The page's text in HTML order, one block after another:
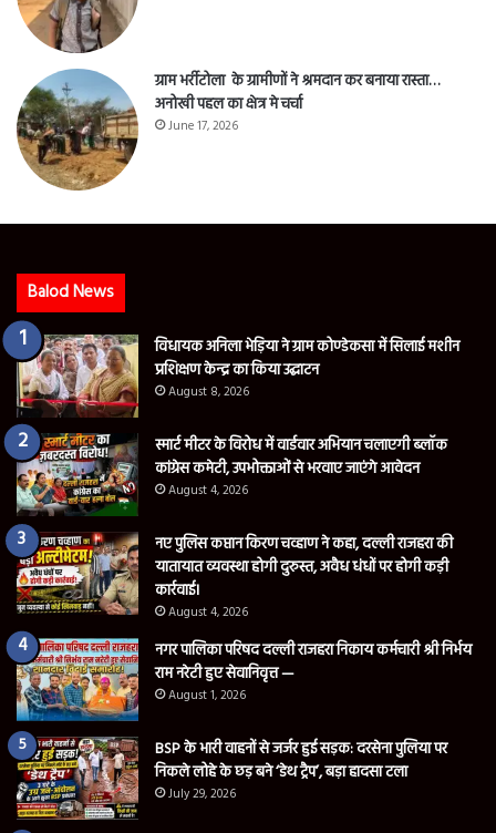
ग्राम भर्रीटोला के ग्रामीणों ने श्रमदान कर बनाया रास्ता…
अनोखी पहल का क्षेत्र मे चर्चा
June 17, 2026
Balod News
विधायक अनिला भेड़िया ने ग्राम कोण्डेकसा में सिलाई मशीन
प्रशिक्षण केन्द्र का किया उद्घाटन
August 8, 2026
स्मार्ट मीटर के विरोध में वार्डवार अभियान चलाएगी ब्लॉक
कांग्रेस कमेटी, उपभोक्ताओं से भरवाए जाएंगे आवेदन
August 4, 2026
नए पुलिस कप्तान किरण चव्हाण ने कहा, दल्ली राजहरा की
यातायात व्यवस्था होगी दुरुस्त, अवैध धंधों पर होगी कड़ी
कार्रवाई।
August 4, 2026
नगर पालिका परिषद दल्ली राजहरा निकाय कर्मचारी श्री निर्भय
राम नरेटी हुए सेवानिवृत्त —
August 1, 2026
BSP के भारी वाहनों से जर्जर हुई सड़क: दरसेना पुलिया पर
निकले लोहे के छड़ बने ‘डेथ ट्रैप’, बड़ा हादसा टला
July 29, 2026